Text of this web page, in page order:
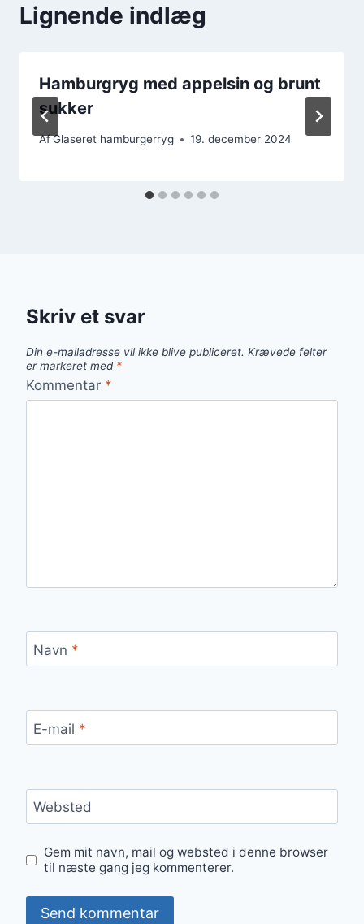
Lignende indlæg
Hamburgryg med appelsin og brunt
sukker
AfGlaseret hamburgerryg 19. december 2024
Skriv et svar
Din e-mailadresse vil ikke blive publiceret. Krævede felter
er markeret med *
Kommentar *
Navn *
E-mail *
Websted
Gem mit navn, mail og websted i denne browser
til næste gang jeg kommenterer.